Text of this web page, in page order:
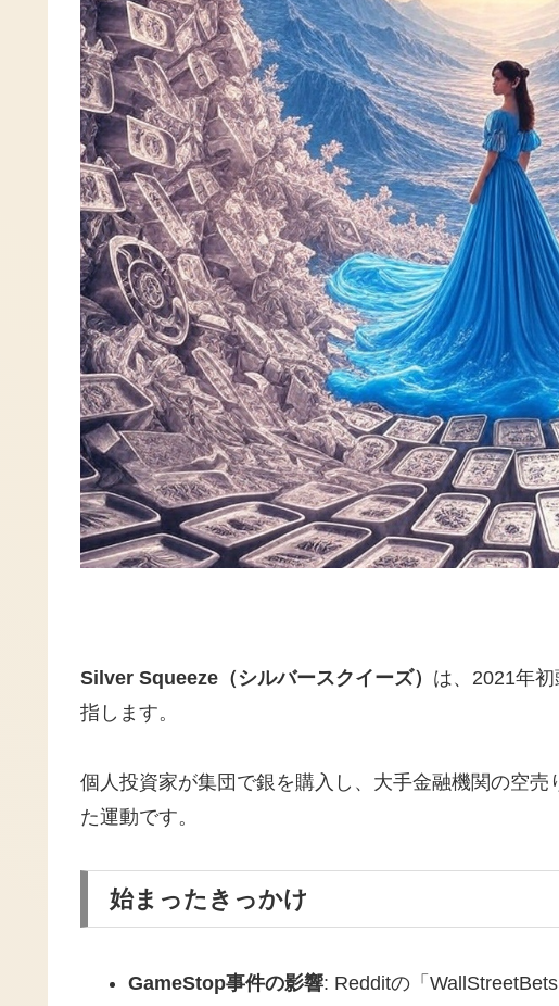
Silver Squeeze（シルバースクイーズ） は、2021年
指します。
個人投資家が集団で銀を購入し、大手金融機関の空
た運動です。
始まったきっかけ
GameStop事件の影響: Redditの「